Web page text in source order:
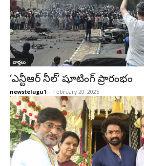
వార్తలు
‘ఎన్టీఆర్ నీల్’ షూటింగ్ ప్రారంభం
newstelugu1 - February 20, 2025